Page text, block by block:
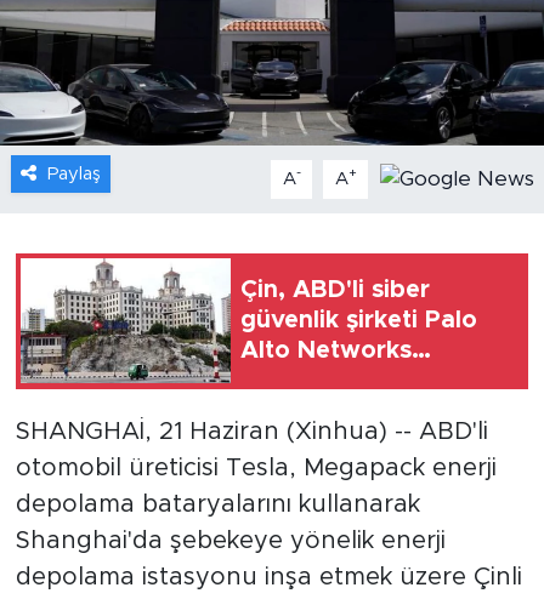
Paylaş A- A+
Çin, ABD'li siber
güvenlik şirketi Palo
Alto Networks
SHANGHAİ, 21 Haziran (Xinhua) -- ABD'li
otomobil üreticisi Tesla, Megapack enerji
depolama bataryalarını kullanarak
Shanghai'da şebekeye yönelik enerji
depolama istasyonu inşa etmek üzere Çinli
Video
Sağlık
Foto Haber
Xinhua Türkiye
Seyahat